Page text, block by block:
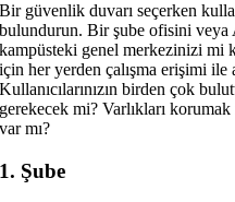
Bir güvenlik duvarı seçerken
bulundurun. Bir şube ofisini
kampüsteki genel merkezinizi mi
için her yerden çalışma erişimi ile
Kullanıcılarınızın birden çok
gerekecek mi? Varlıkları
var mı?
1. Şube